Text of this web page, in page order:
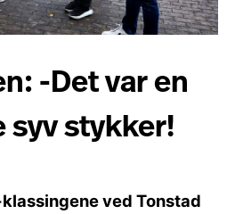
-Det var en
syv stykker!
ved Tonstad